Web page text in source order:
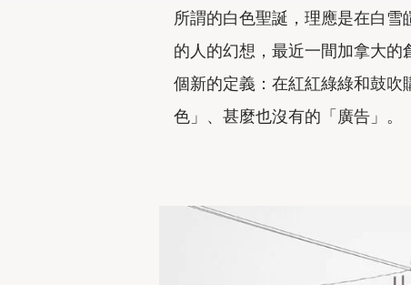
所謂的白色聖誕，理應是在白
的人的幻想，最近一間加拿大的
個新的定義：在紅紅綠綠和鼓吹
色」、甚麼也沒有的「廣告」。